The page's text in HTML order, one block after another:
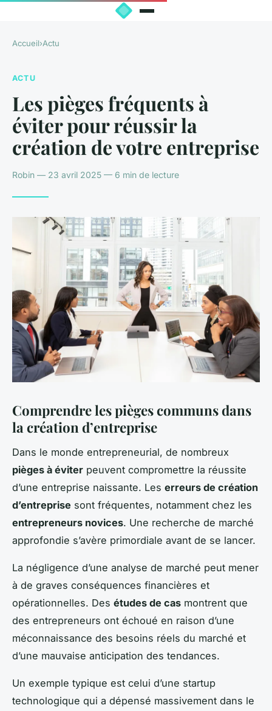
Accueil›Actu
ACTU
Les pièges fréquents à
éviter pour réussir la
création de votre entreprise
Robin — 23 avril 2025 — 6 min de lecture
Comprendre les pièges communs dans
la création d’entreprise
Dans le monde entrepreneurial, de nombreux
pièges à éviter peuvent compromettre la réussite
d’une entreprise naissante. Les erreurs de création
d’entreprise sont fréquentes, notamment chez les
entrepreneurs novices. Une recherche de marché
approfondie s’avère primordiale avant de se lancer.
La négligence d’une analyse de marché peut mener
à de graves conséquences financières et
opérationnelles. Des études de cas montrent que
des entrepreneurs ont échoué en raison d’une
méconnaissance des besoins réels du marché et
d’une mauvaise anticipation des tendances.
Un exemple typique est celui d’une startup
technologique qui a dépensé massivement dans le